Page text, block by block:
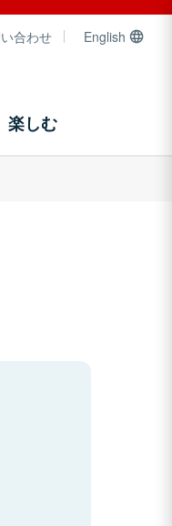
合わせ English
楽しむ